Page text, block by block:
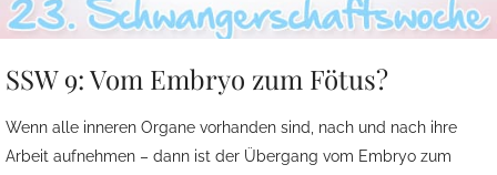
SSW 9: Vom Embryo zum Fötus?
Wenn alle inneren Organe vorhanden sind, nach und nach ihre
Arbeit aufnehmen – dann ist der Übergang vom Embryo zum